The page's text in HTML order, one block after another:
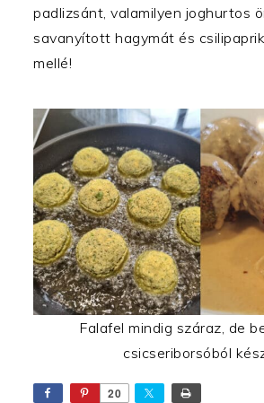
padlizsánt, valamilyen joghurtos
savanyított hagymát és
mellé!
Falafel mindig száraz, de
csicseriborsóból
20